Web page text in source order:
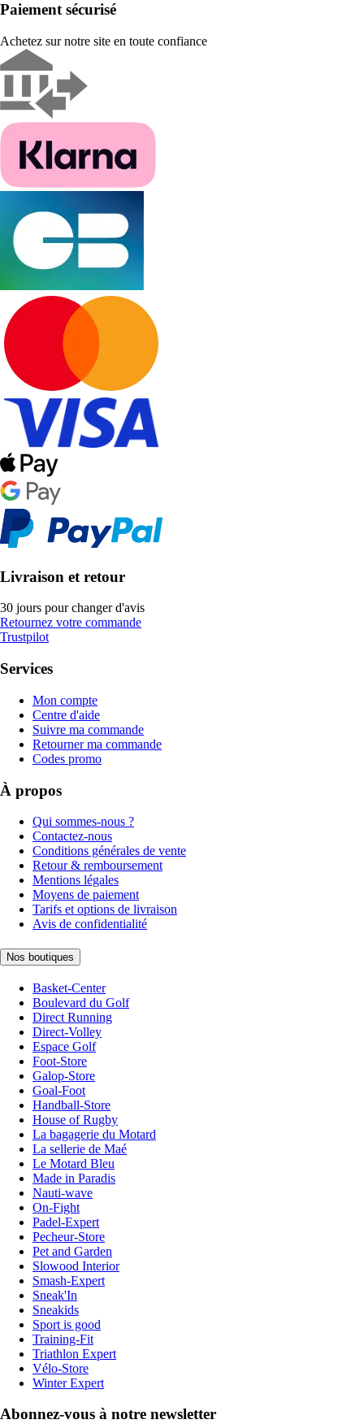
Paiement sécurisé
Achetez sur notre site en toute confiance
Livraison et retour
30 jours pour changer d'avis
Retournez votre commande
Trustpilot
Services
Mon compte
Centre d'aide
Suivre ma commande
Retourner ma commande
Codes promo
À propos
Qui sommes-nous ?
Contactez-nous
Conditions générales de vente
Retour & remboursement
Mentions légales
Moyens de paiement
Tarifs et options de livraison
Avis de confidentialité
Nos boutiques
Basket-Center
Boulevard du Golf
Direct Running
Direct-Volley
Espace Golf
Foot-Store
Galop-Store
Goal-Foot
Handball-Store
House of Rugby
La bagagerie du Motard
La sellerie de Maé
Le Motard Bleu
Made in Paradis
Nauti-wave
On-Fight
Padel-Expert
Pecheur-Store
Pet and Garden
Slowood Interior
Smash-Expert
Sneak'In
Sneakids
Sport is good
Training-Fit
Triathlon Expert
Vélo-Store
Winter Expert
Abonnez-vous à notre newsletter